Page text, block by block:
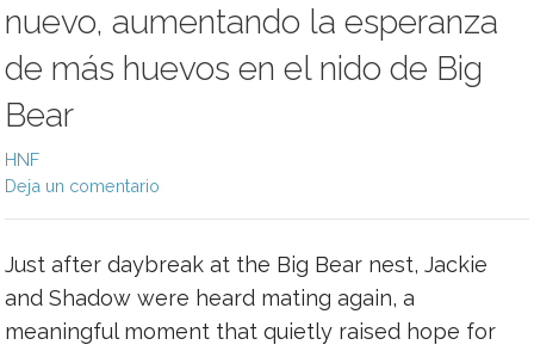
nuevo, aumentando la esperanza
de más huevos en el nido de Big
Bear
HNF
Deja un comentario
Just after daybreak at the Big Bear nest, Jackie
and Shadow were heard mating again, a
meaningful moment that quietly raised hope for